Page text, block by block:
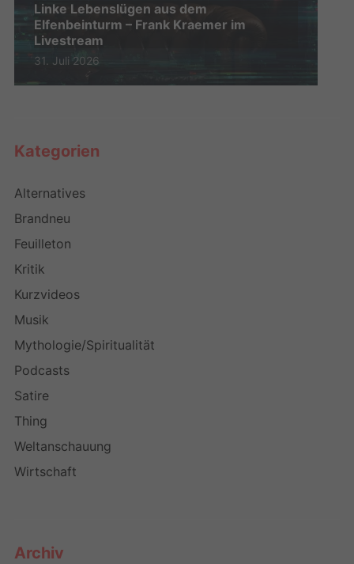
Linke Lebenslügen aus dem
Elfenbeinturm – Frank Kraemer im
Livestream
31. Juli 2026
Kategorien
Alternatives
Brandneu
Feuilleton
Kritik
Kurzvideos
Musik
Mythologie/Spiritualität
Podcasts
Satire
Thing
Weltanschauung
Wirtschaft
Archiv